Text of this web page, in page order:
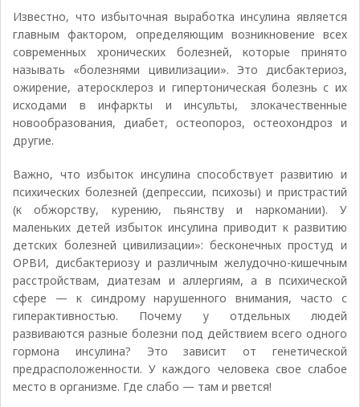
Известно, что избыточная выработка инсулина является
главным фактором, определяющим возникновение всех
современных хронических болезней, которые принято
называть «болезнями цивилизации». Это дисбактериоз,
ожирение, атеросклероз и гипертоническая болезнь с их
исходами в инфаркты и инсульты, злокачественные
новообразования, диабет, остеопороз, остеохондроз и
другие.
Важно, что избыток инсулина способствует развитию и
психических болезней (депрессии, психозы) и пристрастий
(к обжорству, курению, пьянству и наркомании). У
маленьких детей избыток инсулина приводит к развитию
детских болезней цивилизации»: бесконечных простуд и
ОРВИ, дисбактериозу и различным желудочно-кишечным
расстройствам, диатезам и аллергиям, а в психической
сфере — к синдрому нарушенного внимания, часто с
гиперактивностью. Почему у отдельных людей
развиваются разные болезни под действием всего одного
гормона инсулина? Это зависит от генетической
предрасположенности. У каждого человека свое слабое
место в организме. Где слабо — там и рвется!